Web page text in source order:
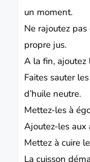
un moment.
Ne rajoutez
propre jus.
A la fin, ajoutez
Faites sauter
d’huile neutre.
Mettez-les à
Ajoutez-les aux
Mettez à cuire
La cuisson